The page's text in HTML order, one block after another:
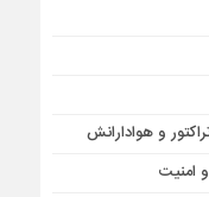
و هوادارانش
امنیت